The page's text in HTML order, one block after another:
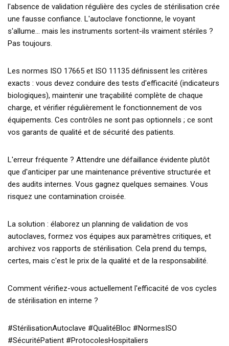
l'absence de validation régulière des cycles de stérilisation crée
une fausse confiance. L'autoclave fonctionne, le voyant
s'allume… mais les instruments sortent-ils vraiment stériles ?
Pas toujours.
Les normes ISO 17665 et ISO 11135 définissent les critères
exacts : vous devez conduire des tests d'efficacité (indicateurs
biologiques), maintenir une traçabilité complète de chaque
charge, et vérifier régulièrement le fonctionnement de vos
équipements. Ces contrôles ne sont pas optionnels ; ce sont
vos garants de qualité et de sécurité des patients.
L'erreur fréquente ? Attendre une défaillance évidente plutôt
que d'anticiper par une maintenance préventive structurée et
des audits internes. Vous gagnez quelques semaines. Vous
risquez une contamination croisée.
La solution : élaborez un planning de validation de vos
autoclaves, formez vos équipes aux paramètres critiques, et
archivez vos rapports de stérilisation. Cela prend du temps,
certes, mais c'est le prix de la qualité et de la responsabilité.
Comment vérifiez-vous actuellement l'efficacité de vos cycles
de stérilisation en interne ?
#StérilisationAutoclave #QualitéBloc #NormesISO
#SécuritéPatient #ProtocolesHospitaliers